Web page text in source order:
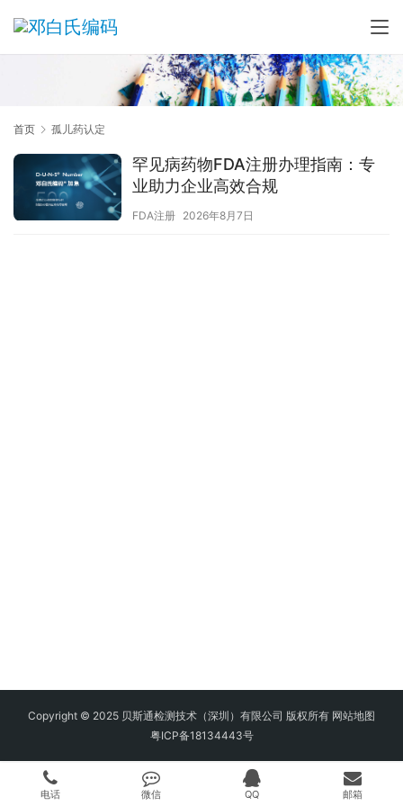
首页 孤儿药认定
罕见病药物FDA注册办理指南：专
业助力企业高效合规
FDA注册 2026年8月7日
Copyright © 2025 贝斯通检测技术（深圳）有限公司 版权所有 网站地图
粤ICP备18134443号
电话 微信 QQ 邮箱